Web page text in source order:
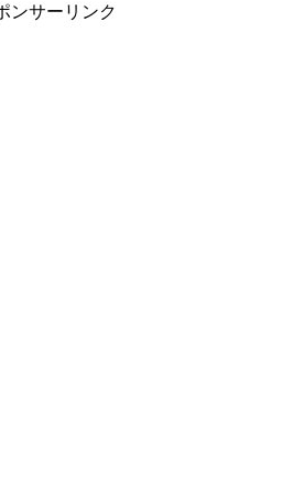
ンサーリンク